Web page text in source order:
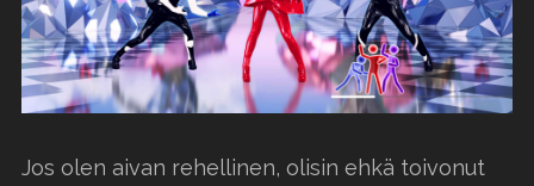
Jos olen aivan rehellinen, olisin ehkä toivonut